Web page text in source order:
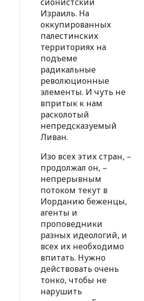
сионистский
Израиль. На
оккупированных
палестинских
территориях на
подъеме
радикальные
революционные
элементы. И чуть не
впритык к нам
расколотый
непредсказуемый
Ливан.
Изо всех этих стран, –
продолжал он, –
непрерывным
потоком текут в
Иорданию беженцы,
агенты и
проповедники
разных идеологий, и
всех их необходимо
впитать. Нужно
действовать очень
тонко, чтобы не
нарушить